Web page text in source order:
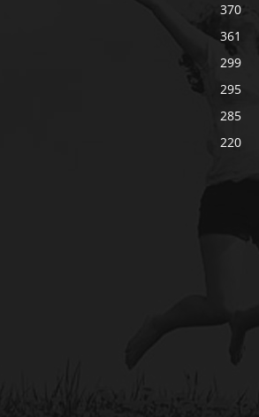
370
361
299
295
285
220